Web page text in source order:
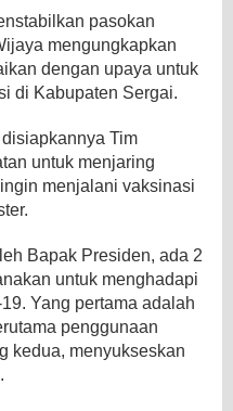
pasokan
mengungkapkan
dengan upaya untuk
di Kabupaten Sergai.
Tim
untuk menjaring
menjalani vaksinasi
Bapak Presiden, ada 2
untuk menghadapi
Yang pertama adalah
penggunaan
kedua, menyukseskan